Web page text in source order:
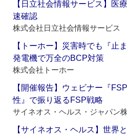
【日立社会情報サービス】医
速確認
株式会社日立社会情報サービス
【トーホー】災害時でも『
発電機で万全のBCP対策
株式会社トーホー
【開催報告】ウェビナー『
性』で振り返るFSP戦略
サイネオス・ヘルス・ジャパン
【サイネオス・ヘルス】世